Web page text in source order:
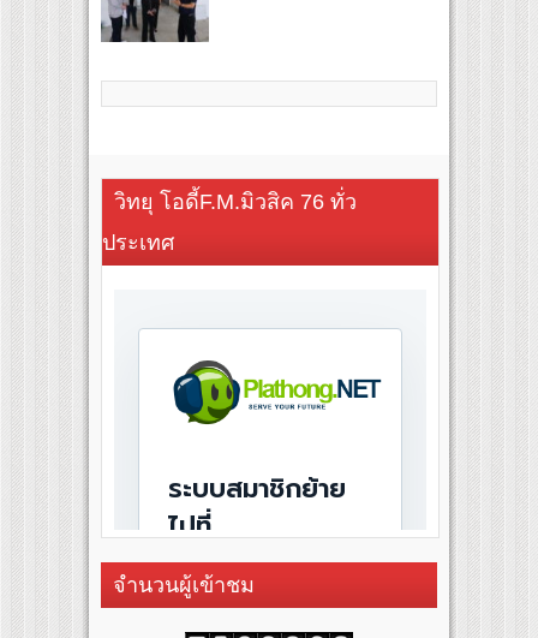
วิทยุ โอดี้F.M.มิวสิค 76 ทั่ว
ประเทศ
จำนวนผู้เข้าชม